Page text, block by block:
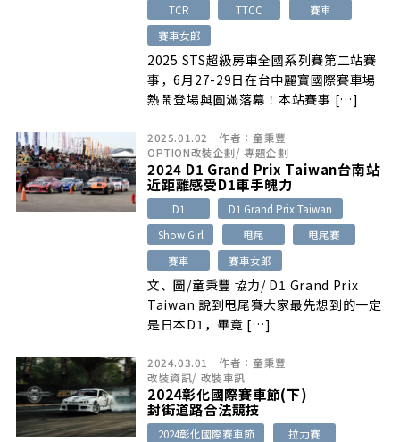
TCR
TTCC
賽車
賽車女郎
2025 STS超級房車全國系列賽第二站賽
事，6月27-29日在台中麗寶國際賽車場
熱鬧登場與圓滿落幕！本站賽事 […]
2025.01.02 作者： 童秉豐
OPTION改裝企劃/專題企劃
2024 D1 Grand Prix Taiwan台南站
近距離感受D1車手魄力
D1
D1 Grand Prix Taiwan
Show Girl
甩尾
甩尾賽
賽車
賽車女郎
文、圖/童秉豐 協力/ D1 Grand Prix
Taiwan 說到甩尾賽大家最先想到的一定
是日本D1，畢竟 […]
2024.03.01 作者： 童秉豐
改裝資訊/ 改裝車訊
2024彰化國際賽車節(下)
封街道路合法競技
2024彰化國際賽車節
拉力賽